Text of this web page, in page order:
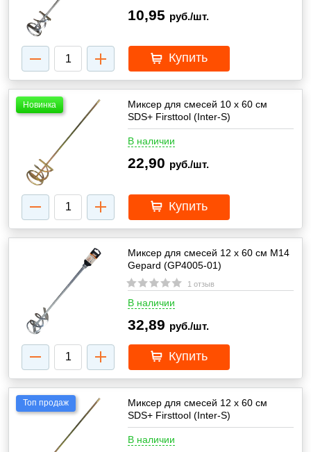
10,95 руб./шт.
Купить
Новинка
Миксер для смесей 10 х 60 см
SDS+ Firsttool (Inter-S)
В наличии
22,90 руб./шт.
Купить
Миксер для смесей 12 х 60 см М14
Gepard (GP4005-01)
1 отзыв
В наличии
32,89 руб./шт.
Купить
Топ продаж
Миксер для смесей 12 х 60 см
SDS+ Firsttool (Inter-S)
В наличии